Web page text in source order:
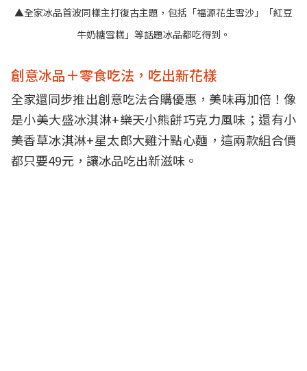
▲全家冰品首波同樣主打復古主題，包括「福源花生雪沙」「紅豆
牛奶糖雪糕」等話題冰品都吃得到。
創意冰品＋零食吃法，吃出新花樣
全家還同步推出創意吃法合購優惠，美味再加倍！像
是小美大盛冰淇淋+樂天小熊餅巧克力風味；還有小
美香草冰淇淋+星太郎大雞汁點心麵，這兩款組合價
都只要49元，讓冰品吃出新滋味。